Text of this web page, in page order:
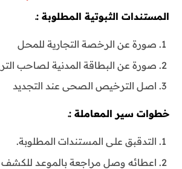
المستندات الثبوتية المطلوبة :ـ
صورة عن الرخصة التجارية للمحـل
صورة عن البطاقة المدنية لصاحب
اصـل الترخيص الصحى عند التجديد
خطوات سير المعاملة :ـ
التدقبق علـى المستندات المطلوبة.
اعطائه وصل مراجعة بالموعـد